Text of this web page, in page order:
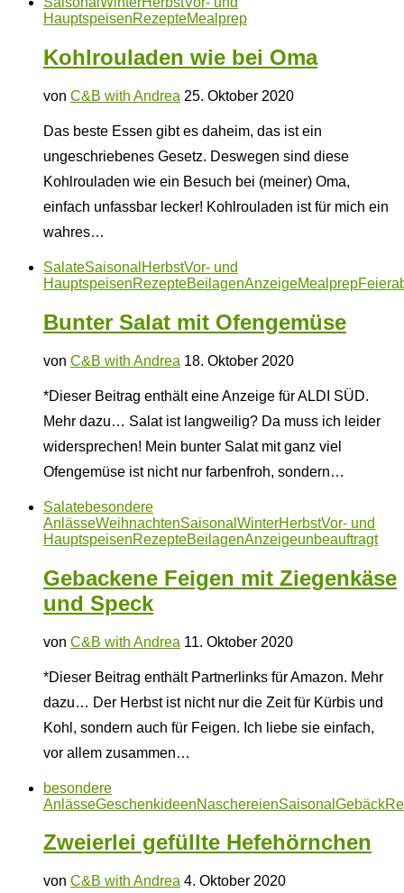
HauptspeisenRezepteMealprep
Kohlrouladen wie bei Oma
von C&B with Andrea 25. Oktober 2020
Das beste Essen gibt es daheim, das ist ein
ungeschriebenes Gesetz. Deswegen sind diese
Kohlrouladen wie ein Besuch bei (meiner) Oma,
einfach unfassbar lecker! Kohlrouladen ist für mich ein
wahres…
SalateSaisonal HerbstVor- und
HauptspeisenRezepteBeilagenAnzeigeMealprep
Bunter Salat mit Ofengemüse
von C&B with Andrea 18. Oktober 2020
*Dieser Beitrag enthält eine Anzeige für ALDI SÜD.
Mehr dazu… Salat ist langweilig? Da muss ich leider
widersprechen! Mein bunter Salat mit ganz viel
Ofengemüse ist nicht nur farbenfroh, sondern…
Salatebesondere
AnlässeWeihnachtenSaisonal WinterHerbstVor- und
HauptspeisenRezepteBeilagenAnzeigeunbeauftragt
Gebackene Feigen mit Ziegenkäse
und Speck
von C&B with Andrea 11. Oktober 2020
*Dieser Beitrag enthält Partnerlinks für Amazon. Mehr
dazu… Der Herbst ist nicht nur die Zeit für Kürbis und
Kohl, sondern auch für Feigen. Ich liebe sie einfach,
vor allem zusammen…
besondere
AnlässeGeschenkideenNaschereienSaisonal Gebäck
Zweierlei gefüllte Hefehörnchen
von C&B with Andrea 4. Oktober 2020